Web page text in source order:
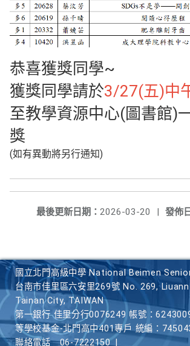
恭喜獲獎同學~
獲獎同學請於3/27(五)中
至教學資源中心(圖書館)
獎
(如有異動將另行通知)
發佈
最後更新日期： 2026-03-20
|
國立北門高級中學 National Beimen
台南市佳里區六安里269號 No. 269,
Tainan City, TAIWAN
第一銀行 佳里分行0076249 帳號：
等學校基金-北門高中401專戶 統編：
聯絡電話
06-7222150